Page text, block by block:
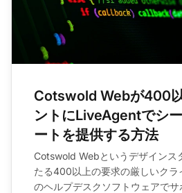
Cotswold Webが400
ントにLiveAgentでシ
ートを提供する方法
Cotswold Webというデザインス
たる400以上の要求の厳しいク
のヘルプデスクソフトウェアで